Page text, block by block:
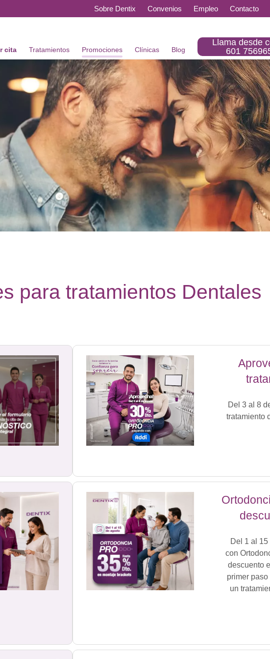
Sobre Dentix Convenios Empleo Contacto
Llama desde
601
cita Tratamientos Promociones Clínicas Blog
para tratamientos Dentales
Del 3 al 8
tratamiento
Del 1 al
con
descuento
primer
un